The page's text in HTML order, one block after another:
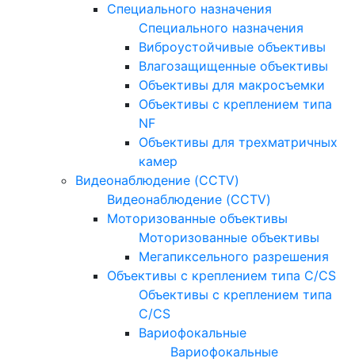
Специального назначения
Специального назначения
Виброустойчивые объективы
Влагозащищенные объективы
Объективы для макросъемки
Объективы с креплением типа
NF
Объективы для трехматричных
камер
Видеонаблюдение (CCTV)
Видеонаблюдение (CCTV)
Моторизованные объективы
Моторизованные объективы
Мегапиксельного разрешения
Объективы с креплением типа C/CS
Объективы с креплением типа
C/CS
Вариофокальные
Вариофокальные